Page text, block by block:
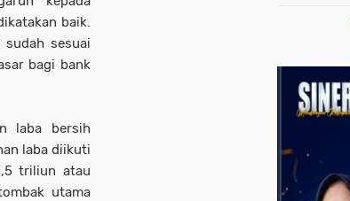
baik.
sesuai
bagi bank
laba bersih
laba diikuti
triliun atau
utama